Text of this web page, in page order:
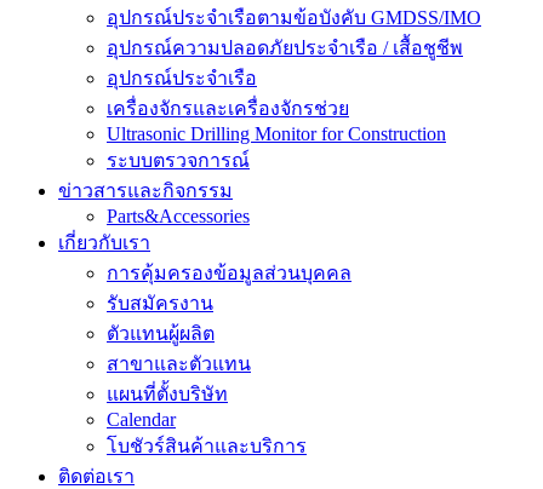
อุปกรณ์ประจำเรือตามข้อบังคับ GMDSS/IMO
อุปกรณ์ความปลอดภัยประจำเรือ / เสื้อชูชีพ
อุปกรณ์ประจำเรือ
เครื่องจักรและเครื่องจักรช่วย
Ultrasonic Drilling Monitor for Construction
ระบบตรวจการณ์
ข่าวสารและกิจกรรม
Parts&Accessories
เกี่ยวกับเรา
การคุ้มครองข้อมูลส่วนบุคคล
รับสมัครงาน
ตัวแทนผู้ผลิต
สาขาและตัวแทน
แผนที่ตั้งบริษัท
Calendar
โบชัวร์สินค้าและบริการ
ติดต่อเรา